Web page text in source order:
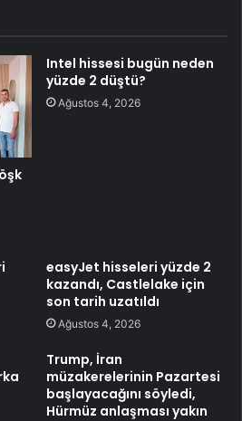
Intel hissesi bugün neden
yüzde 2 düştü?
Ağustos 4, 2026
easyJet hisseleri yüzde 2
kazandı, Castlelake için
son tarih uzatıldı
Ağustos 4, 2026
Trump, İran
müzakerelerinin Pazartesi
başlayacağını söyledi,
Hürmüz anlaşması yakın